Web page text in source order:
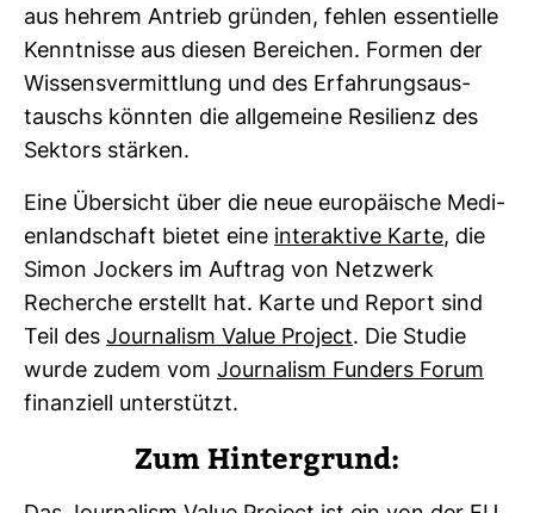
aus hehrem Antrieb gründen, fehlen essen­ti­elle
Kennt­nisse aus diesen Berei­chen. Formen der
Wis­sens­ver­mitt­lung und des Erfah­rungs­aus­
tauschs könnten die all­ge­meine Resi­lienz des
Sek­tors stärken.
Eine Über­sicht über die neue euro­päi­sche Medi­
en­land­schaft bietet eine inter­ak­tive Karte, die
Simon Jockers im Auf­trag von Netz­werk
Recherche erstellt hat. Karte und Report sind
Teil des Jour­na­lism Value Pro­ject. Die Studie
wurde zudem vom Jour­na­lism Fun­ders Forum
finan­ziell unter­stützt.
Zum Hin­ter­grund: